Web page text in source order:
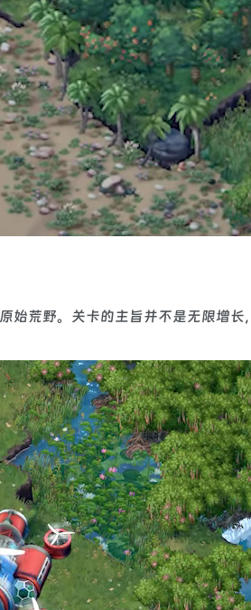
始荒野。关卡的主旨并不是无限增